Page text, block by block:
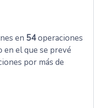
en 54operaciones
en el que se prevé
por más de